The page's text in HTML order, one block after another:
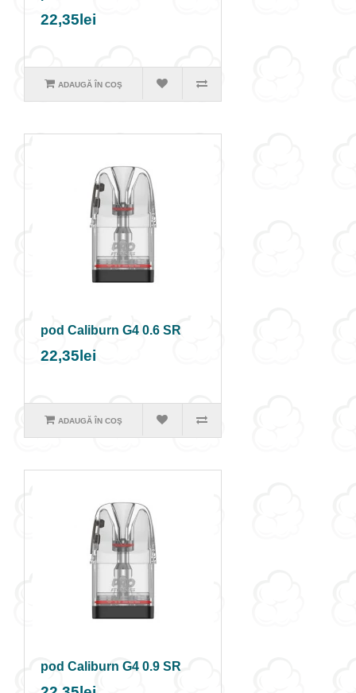
22,35lei
ADAUGĂ ÎN COŞ
pod Caliburn G4 0.6 SR
22,35lei
ADAUGĂ ÎN COŞ
pod Caliburn G4 0.9 SR